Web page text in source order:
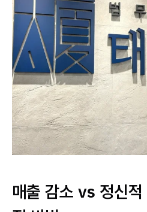
매출 감소 vs 정신